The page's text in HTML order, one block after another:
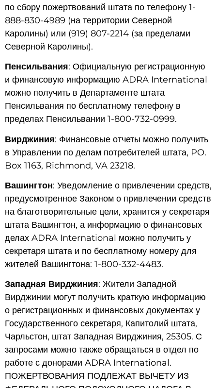
по сбору пожертвований штата по телефону 1-
888-830-4989 (на территории Северной
Каролины) или (919) 807-2214 (за пределами
Северной Каролины).
Пенсильвания: Официальную регистрационную
и финансовую информацию ADRA International
можно получить в Департаменте штата
Пенсильвания по бесплатному телефону в
пределах Пенсильвании 1-800-732-0999.
Вирджиния: Финансовые отчеты можно получить
в Управлении по делам потребителей штата, PO.
Box 1163, Richmond, VA 23218.
Вашингтон: Уведомление о привлечении средств,
предусмотренное Законом о привлечении средств
на благотворительные цели, хранится у секретаря
штата Вашингтон, а информацию о финансовых
делах ADRA International можно получить у
секретаря штата и по бесплатному номеру для
жителей Вашингтона: 1-800-332-4483.
Западная Вирджиния: Жители Западной
Вирджинии могут получить краткую информацию
о регистрационных и финансовых документах у
Государственного секретаря, Капитолий штата,
Чарльстон, штат Западная Вирджиния, 25305. С
запросами можно также обращаться в отдел по
работе с донорами ADRA International.
ПОЖЕРТВОВАНИЯ ПОДЛЕЖАТ ВЫЧЕТУ ИЗ